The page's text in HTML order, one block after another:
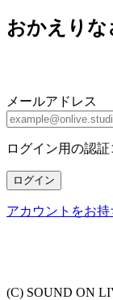
おかえりな
メールアドレス
ログイン用の認証
ログイン
アカウントをお
(C) SOUND ON